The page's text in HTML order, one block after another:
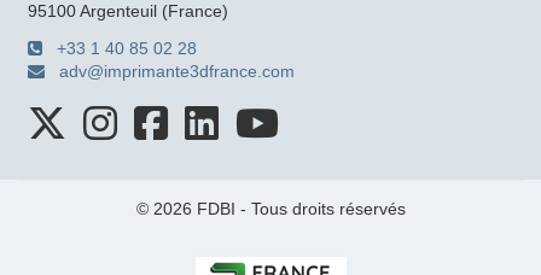
95100 Argenteuil (France)
+33 1 40 85 02 28
adv@imprimante3dfrance.com
© 2026 FDBI - Tous droits réservés